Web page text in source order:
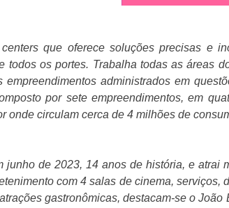
que oferece soluções precisas e
todos os portes. Trabalha todas as áreas
administrados em
por sete empreendimentos, em
onde circulam cerca de 4 milhões de
de 2023, 14 anos de história, e
com 4 salas de cinema,
gastronômicas, destacam-se o